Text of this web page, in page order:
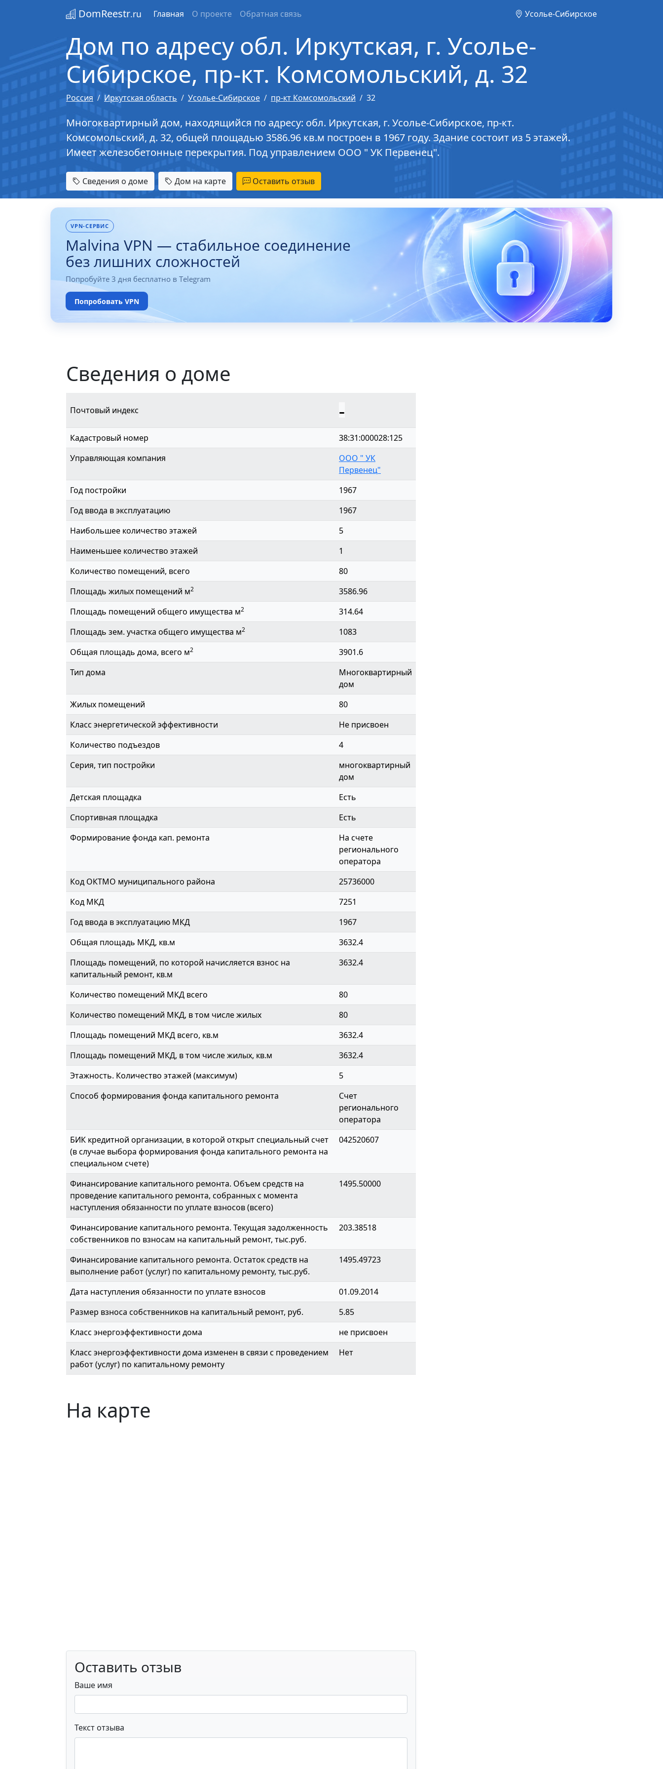
DomReestr.ru Главная О проекте Обратная связь Усолье-Сибирское
Дом по адресу обл. Иркутская, г. Усолье-
Сибирское, пр-кт. Комсомольский, д. 32
Россия Иркутская область Усолье-Сибирское пр-кт Комсомольский 32
Многоквартирный дом, находящийся по адресу: обл. Иркутская, г. Усолье-Сибирское, пр-кт.
Комсомольский, д. 32, общей площадью 3586.96 кв.м построен в 1967 году. Здание состоит из 5 этажей.
Имеет железобетонные перекрытия. Под управлением ООО " УК Первенец".
Сведения о доме Дом на карте Оставить отзыв
VPN-СЕРВИС
Malvina VPN — стабильное соединение
без лишних сложностей
Попробуйте 3 дня бесплатно в Telegram
Попробовать VPN
Сведения о доме
Почтовый индекс -
Кадастровый номер
38:31:000028:125
Управляющая компания
ООО " УК
Первенец"
Год постройки
1967
Год ввода в эксплуатацию
1967
Наибольшее количество этажей
5
Наименьшее количество этажей
1
Количество помещений, всего
80
Площадь жилых помещений м2
3586.96
Площадь помещений общего имущества м2
314.64
Площадь зем. участка общего имущества м2
1083
Общая площадь дома, всего м2
3901.6
Тип дома
Многоквартирный
дом
Жилых помещений
80
Класс энергетической эффективности
Не присвоен
Количество подъездов
4
Серия, тип постройки
многоквартирный
дом
Детская площадка
Есть
Спортивная площадка
Есть
Формирование фонда кап. ремонта
На счете
регионального
оператора
Код ОКТМО муниципального района
25736000
Код МКД
7251
Год ввода в эксплуатацию МКД
1967
Общая площадь МКД, кв.м
3632.4
Площадь помещений, по которой начисляется взнос на
капитальный ремонт, кв.м
3632.4
Количество помещений МКД всего
80
Количество помещений МКД, в том числе жилых
80
Площадь помещений МКД всего, кв.м
3632.4
Площадь помещений МКД, в том числе жилых, кв.м
3632.4
Этажность. Количество этажей (максимум)
5
Способ формирования фонда капитального ремонта
Счет
регионального
оператора
БИК кредитной организации, в которой открыт специальный счет
(в случае выбора формирования фонда капитального ремонта на
специальном счете)
042520607
Финансирование капитального ремонта. Объем средств на
проведение капитального ремонта, собранных с момента
наступления обязанности по уплате взносов (всего)
1495.50000
Финансирование капитального ремонта. Текущая задолженность
собственников по взносам на капитальный ремонт, тыс.руб.
203.38518
Финансирование капитального ремонта. Остаток средств на
выполнение работ (услуг) по капитальному ремонту, тыс.руб.
1495.49723
Дата наступления обязанности по уплате взносов
01.09.2014
Размер взноса собственников на капитальный ремонт, руб.
5.85
Класс энергоэффективности дома
не присвоен
Класс энергоэффективности дома изменен в связи с проведением
работ (услуг) по капитальному ремонту
Нет
На карте
Оставить отзыв
Ваше имя
Текст отзыва